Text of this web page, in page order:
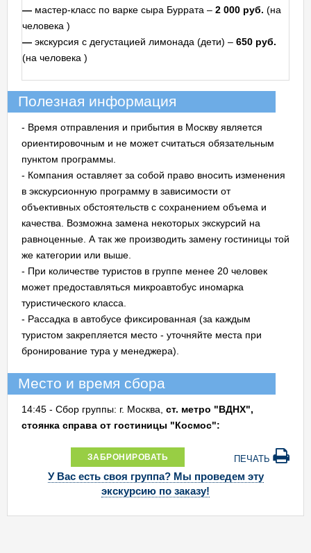
— мастер-класс по варке сыра Буррата – 2 000 руб. (на
человека )
— экскурсия с дегустацией лимонада (дети) – 650 руб.
(на человека )
Полезная информация
- Время отправления и прибытия в Москву является
ориентировочным и не может считаться обязательным
пунктом программы.
- Компания оставляет за собой право вносить изменения
в экскурсионную программу в зависимости от
объективных обстоятельств с сохранением объема и
качества. Возможна замена некоторых экскурсий на
равноценные. А так же производить замену гостиницы той
же категории или выше.
- При количестве туристов в группе менее 20 человек
может предоставляться микроавтобус иномарка
туристического класса.
- Рассадка в автобусе фиксированная (за каждым
туристом закрепляется место - уточняйте места при
бронирование тура у менеджера).
Место и время сбора
14:45 - Сбор группы: г. Москва, ст. метро "ВДНХ",
стоянка справа от гостиницы "Космос":
ЗАБРОНИРОВАТЬ ПЕЧАТЬ
У Вас есть своя группа? Мы проведем эту
экскурсию по заказу!